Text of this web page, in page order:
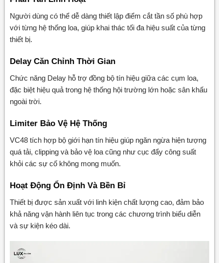
Người dùng có thể dễ dàng thiết lập điểm cắt tần số phù hợp
với từng hệ thống loa, giúp khai thác tối đa hiệu suất của từng
thiết bị.
Delay Căn Chỉnh Thời Gian
Chức năng Delay hỗ trợ đồng bộ tín hiệu giữa các cụm loa,
đặc biệt hiệu quả trong hệ thống hội trường lớn hoặc sân khấu
ngoài trời.
Limiter Bảo Vệ Hệ Thống
VC48 tích hợp bộ giới hạn tín hiệu giúp ngăn ngừa hiện tượng
quá tải, clipping và bảo vệ loa cũng như cục đẩy công suất
khỏi các sự cố không mong muốn.
Hoạt Động Ổn Định Và Bền Bỉ
Thiết bị được sản xuất với linh kiện chất lượng cao, đảm bảo
khả năng vận hành liên tục trong các chương trình biểu diễn
và sự kiện kéo dài.